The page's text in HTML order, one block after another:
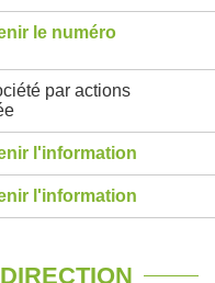
le numéro
par actions
l'information
l'information